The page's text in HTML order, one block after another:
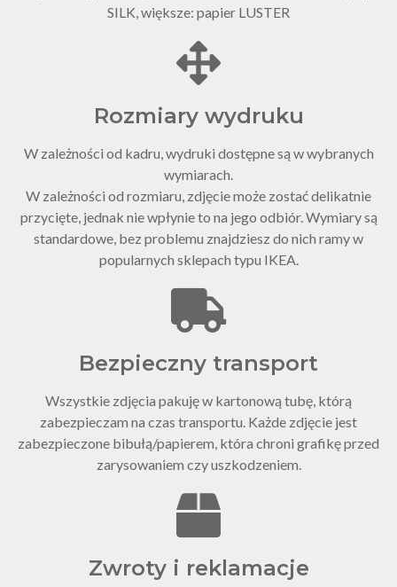
SILK, większe: papier LUSTER
Rozmiary wydruku
W zależności od kadru, wydruki dostępne są w wybranych
wymiarach.
W zależności od rozmiaru, zdjęcie może zostać delikatnie
przycięte, jednak nie wpłynie to na jego odbiór. Wymiary są
standardowe, bez problemu znajdziesz do nich ramy w
popularnych sklepach typu IKEA.
Bezpieczny transport
Wszystkie zdjęcia pakuję w kartonową tubę, którą
zabezpieczam na czas transportu. Każde zdjęcie jest
zabezpieczone bibułą/papierem, która chroni grafikę przed
zarysowaniem czy uszkodzeniem.
Zwroty i reklamacje